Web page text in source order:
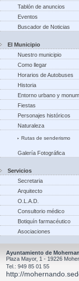
Tablón de anuncios
Eventos
Buscador de Noticias
El Municipio
Nuestro municipio
Como llegar
Horarios de Autobuses
Historia
Entorno urbano y
Fiestas
Personajes históricos
Naturaleza
Rutas de senderismo
Galería Fotográfica
Servicios
Secretaria
Arquitecto
O.L.A.D.
Consultorio médico
Botiquín farmacéutico
Asociaciones
Ayuntamiento de
Plaza Mayor, 1 - 19226
Tel.: 949 85 01 55
http://